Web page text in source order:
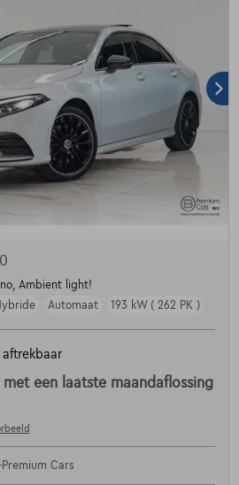
Ambient light!
Automaat 193 kW ( 262 PK )
aftrekbaar
met een laatste maandaflossing
Premium Cars